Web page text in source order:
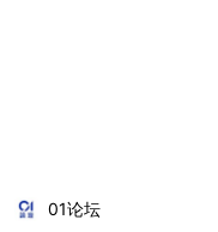
01论坛